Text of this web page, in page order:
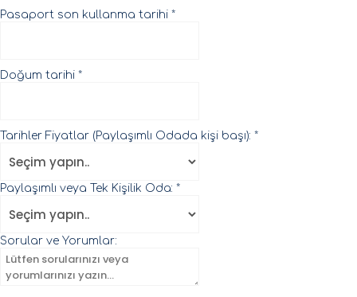
Pasaport son kullanma tarihi *
Doğum tarihi *
Tarihler Fiyatlar (Paylaşımlı Odada kişi başı): *
Paylaşımlı veya Tek Kişilik Oda: *
Sorular ve Yorumlar: